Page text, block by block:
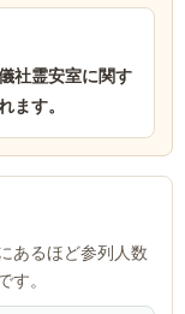
社霊安室に関す
ます。
あるほど参列人数
。